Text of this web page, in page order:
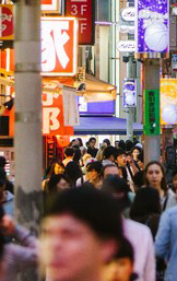
> Vos
> Seuls 5 Pros en
demandes de devis sans
: Si vous n'êtes pas
vous
> Bénéficiez
en plusieurs fois